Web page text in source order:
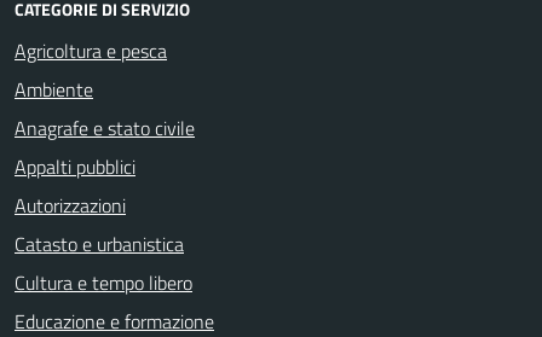
CATEGORIE DI SERVIZIO
Agricoltura e pesca
Ambiente
Anagrafe e stato civile
Appalti pubblici
Autorizzazioni
Catasto e urbanistica
Cultura e tempo libero
Educazione e formazione